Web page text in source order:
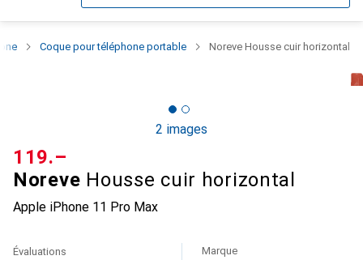
Coque pour téléphone portable Noreve Housse cuir horizontal
2 images
Noreve Housse cuir horizontal
Apple iPhone 11 Pro Max
CHF
119.–
Évaluations Marque